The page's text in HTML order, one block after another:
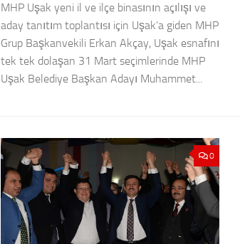
MHP Uşak yeni il ve ilçe binasının açılışı ve
aday tanıtım toplantısı için Uşak’a giden MHP
Grup Başkanvekili Erkan Akçay, Uşak esnafını
tek tek dolaşan 31 Mart seçimlerinde MHP
Uşak Belediye Başkan Adayı Muhammet...
0